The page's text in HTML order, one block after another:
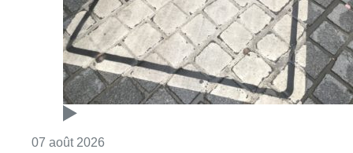
07 août 2026